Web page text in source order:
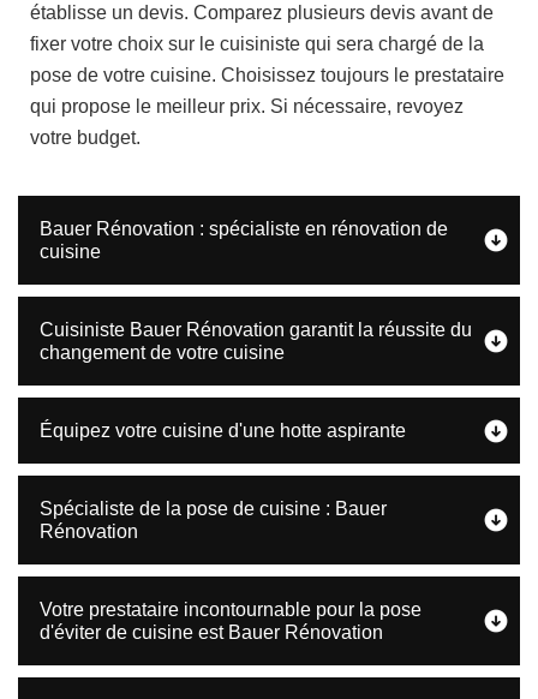
établisse un devis. Comparez plusieurs devis avant de
fixer votre choix sur le cuisiniste qui sera chargé de la
pose de votre cuisine. Choisissez toujours le prestataire
qui propose le meilleur prix. Si nécessaire, revoyez
votre budget.
Bauer Rénovation : spécialiste en rénovation de
cuisine
Cuisiniste Bauer Rénovation garantit la réussite du
changement de votre cuisine
Équipez votre cuisine d'une hotte aspirante
Spécialiste de la pose de cuisine : Bauer
Rénovation
Votre prestataire incontournable pour la pose
d'éviter de cuisine est Bauer Rénovation